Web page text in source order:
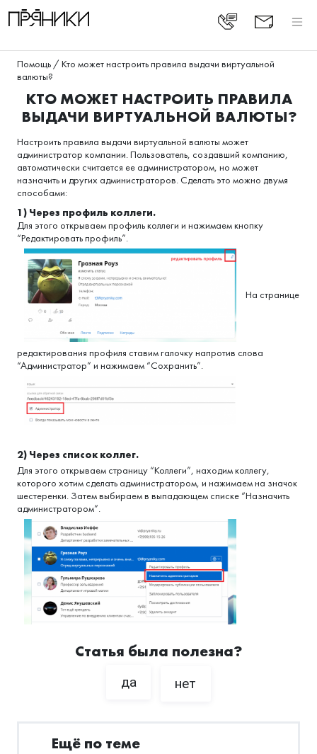
Помощь / Кто может настроить правила выдачи виртуальной
валюты?
КТО МОЖЕТ НАСТРОИТЬ ПРАВИЛА
ВЫДАЧИ ВИРТУАЛЬНОЙ ВАЛЮТЫ?
Настроить правила выдачи виртуальной валюты может
администратор компании. Пользователь, создавший компанию,
автоматически считается ее администратором, но может
назначить и других администраторов. Сделать это можно двумя
способами:
1) Через профиль коллеги.
Для этого открываем профиль коллеги и нажимаем кнопку
“Редактировать профиль”.
На странице
редактирования профиля ставим галочку напротив слова
“Администратор” и нажимаем “Сохранить”.
2) Через список коллег.
Для этого открываем страницу “Коллеги”, находим коллегу,
которого хотим сделать администратором, и нажимаем на значок
шестеренки. Затем выбираем в выпадающем списке “Назначить
администратором”.
Статья была полезна?
да нет
Ещё по теме